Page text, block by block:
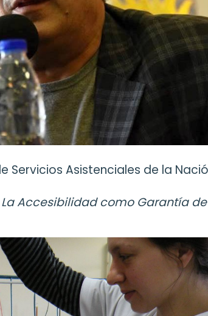
Servicios Asistenciales de la
Accesibilidad como Garantía de